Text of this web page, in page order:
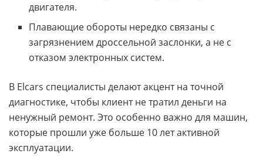
двигателя.
Плавающие обороты нередко связаны с
загрязнением дроссельной заслонки, а не с
отказом электронных систем.
В Elcars специалисты делают акцент на точной
диагностике, чтобы клиент не тратил деньги на
ненужный ремонт. Это особенно важно для машин,
которые прошли уже больше 10 лет активной
эксплуатации.